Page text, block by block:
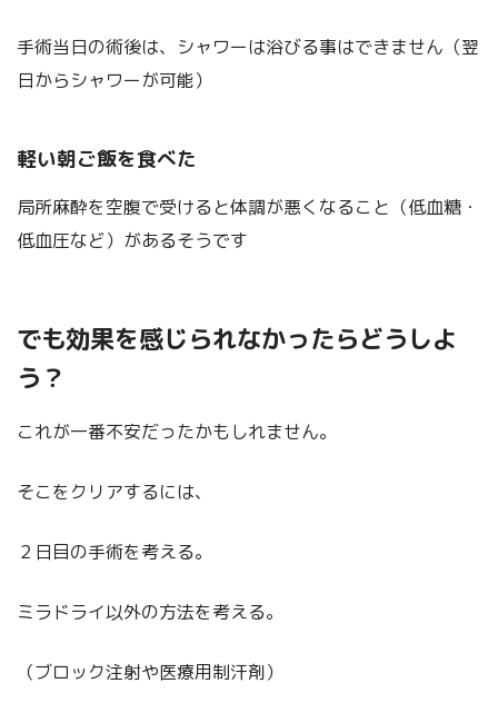
手術当日の術後は、シャワーは浴びる事はできません（翌
日からシャワーが可能）
軽い朝ご飯を食べた
局所麻酔を空腹で受けると体調が悪くなること（低血糖・
低血圧など）があるそうです
でも効果を感じられなかったらどうしよ
う？
これが一番不安だったかもしれません。
そこをクリアするには、
２日目の手術を考える。
ミラドライ以外の方法を考える。
（ブロック注射や医療用制汗剤）